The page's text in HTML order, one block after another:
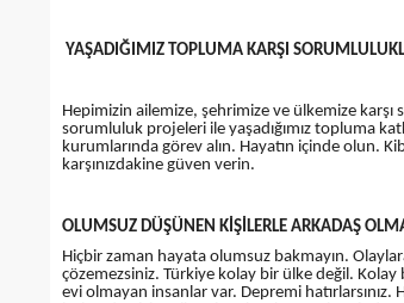
YAŞADIĞIMIZ TOPLUMA KARŞI
Hepimizin ailemize, şehrimize ve ülkemize
sorumluluk projeleri ile yaşadığımız topluma
kurumlarında görev alın. Hayatın içinde olun.
karşınızdakine güven verin.
OLUMSUZ DÜŞÜNEN KİŞİLERLE ARKADAŞ
Hiçbir zaman hayata olumsuz bakmayın.
çözemezsiniz. Türkiye kolay bir ülke değil. Kolay
evi olmayan insanlar var. Depremi